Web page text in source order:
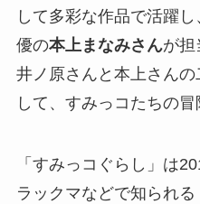
して多彩な作品で活躍
優の本上まなみさんが担
井ノ原さんと本上さん
して、すみっコたちの冒
「すみっコぐらし」は
ラックマなどで知られ